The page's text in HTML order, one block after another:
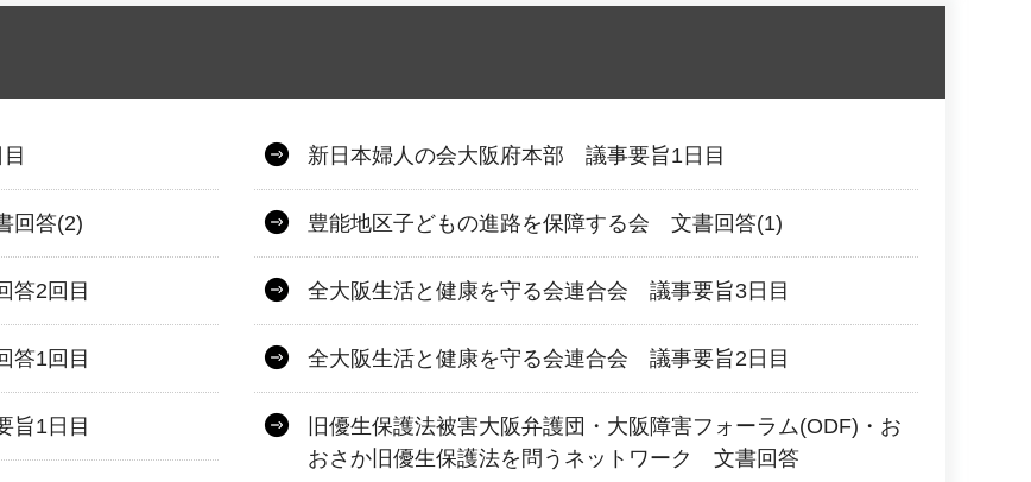
新日本婦人の会大阪府本部 議事要旨1日目
回答(2) 豊能地区子どもの進路を保障する会 文書回答(1)
答2回目 全大阪生活と健康を守る会連合会 議事要旨3日目
答1回目 全大阪生活と健康を守る会連合会 議事要旨2日目
旨1日目
旧優生保護法被害大阪弁護団・大阪障害フォーラム(ODF)・お
おさか旧優生保護法を問うネットワーク 文書回答